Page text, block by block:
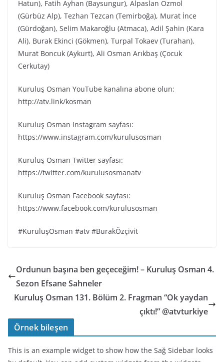
Hatun), Fatih Ayhan (Baysungur), Alpaslan Özmol
(Gürbüz Alp), Tezhan Tezcan (Temirboğa), Murat İnce
(Gürdoğan), Selim Makaroğlu (Atmaca), Adil Şahin (Kara
Ali), Burak Ekinci (Gökmen), Turpal Tokaev (Turahan),
Murat Boncuk (Aykurt), Ali Osman Arıkbaş (Çocuk
Cerkutay)
Kuruluş Osman YouTube kanalına abone olun:
http://atv.link/kosman
Kuruluş Osman Instagram sayfası:
https://www.instagram.com/kurulusosman
Kuruluş Osman Twitter sayfası:
https://twitter.com/kurulusosmanatv
Kuruluş Osman Facebook sayfası:
https://www.facebook.com/kurulusosman
#KuruluşOsman #atv #BurakÖzçivit
Ordunun başına ben geçeceğim! – Kuruluş Osman 4.
Sezon Efsane Sahneler
Kuruluş Osman 131. Bölüm 2. Fragman “Ok yaydan
çıktı!” @atvturkiye
Örnek bileşen
This is an example widget to show how the Sağ Sidebar looks